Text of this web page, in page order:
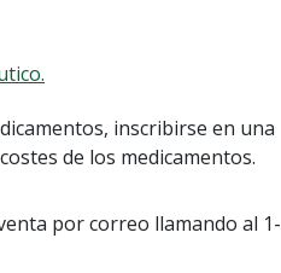
inscribirse en una
de los medicamentos.
por correo llamando al 1-